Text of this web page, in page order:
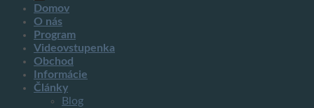
Domov
O nás
Program
Videovstupenka
Obchod
Informácie
Články
Blog